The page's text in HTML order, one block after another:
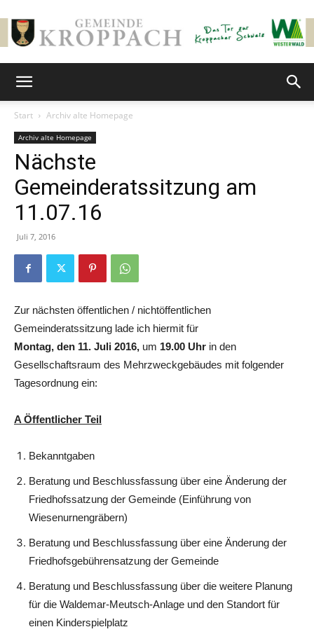
Start Archiv alte Homepage
Archiv alte Homepage
Nächste
Gemeinderatssitzung am
11.07.16
Juli 7, 2016
Zur nächsten öffentlichen / nichtöffentlichen
Gemeinderatssitzung lade ich hiermit für
Montag, den 11. Juli 2016, um 19.00 Uhr in den
Gesellschaftsraum des Mehrzweckgebäudes mit folgender
Tagesordnung ein:
A Öffentlicher Teil
Bekanntgaben
Beratung und Beschlussfassung über eine Änderung der
Friedhofssatzung der Gemeinde (Einführung von
Wiesenurnengräbern)
Beratung und Beschlussfassung über eine Änderung der
Friedhofsgebührensatzung der Gemeinde
Beratung und Beschlussfassung über die weitere Planung
für die Waldemar-Meutsch-Anlage und den Standort für
einen Kinderspielplatz